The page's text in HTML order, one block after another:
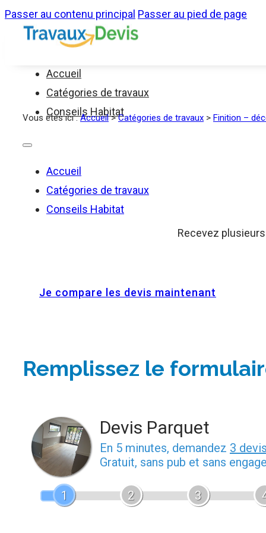
Passer au contenu principal Passer au pied de page
Accueil
Catégories de travaux
Conseils Habitat
Accueil
Catégories de travaux
Conseils Habitat
Vous êtes ici :Accueil>Catégories de travaux > Finition –
Recevez
Je compare les devis maintenant
Remplissez le
Devis Parquet
En 5 minutes, demandez 3
Gratuit, sans pub et sans
1 2 3